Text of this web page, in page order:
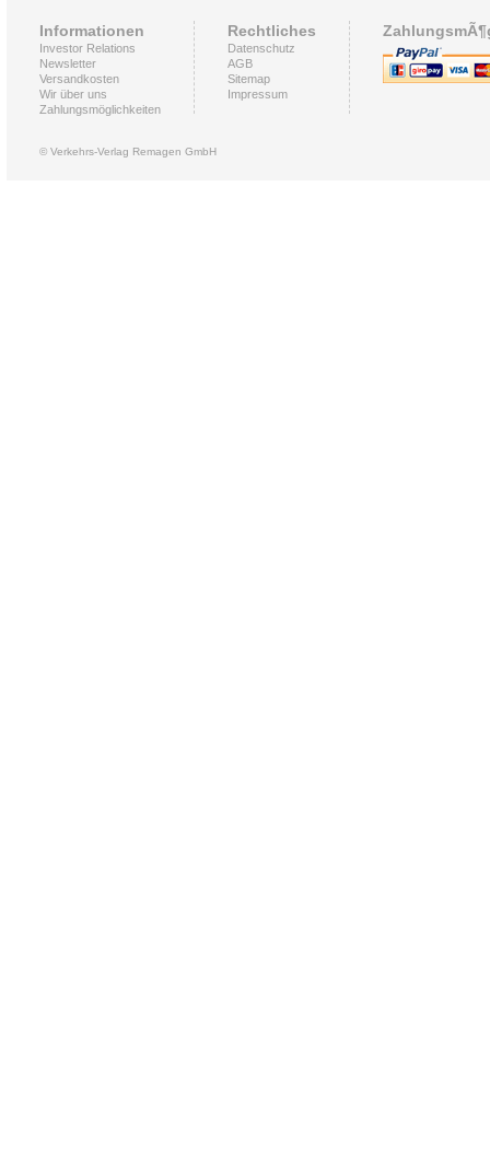
Informationen
Investor Relations
Newsletter
Versandkosten
Wir über uns
Zahlungsmöglichkeiten
Rechtliches
Datenschutz
AGB
Sitemap
Impressum
© Verkehrs-Verlag Remagen GmbH